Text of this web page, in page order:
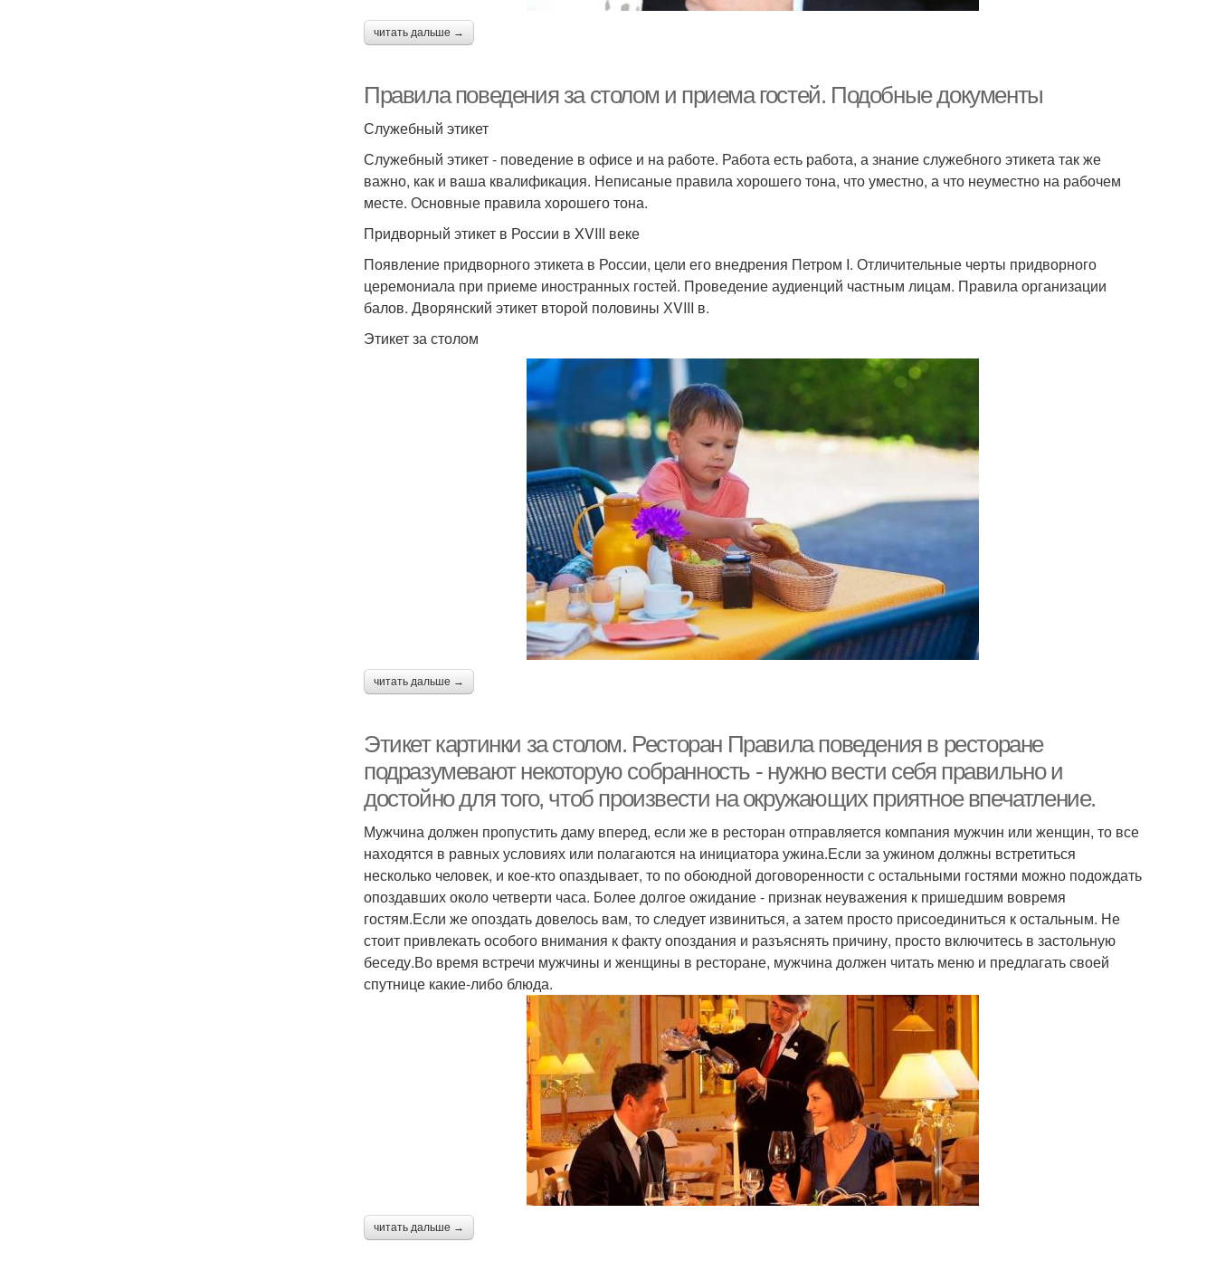
читать дальше →
Правила поведения за столом и приема гостей. Подобные документы
Служебный этикет
Служебный этикет - поведение в офисе и на работе. Работа есть работа, а знание служебного этикета так же
важно, как и ваша квалификация. Неписаные правила хорошего тона, что уместно, а что неуместно на рабочем
месте. Основные правила хорошего тона.
Придворный этикет в России в XVIII веке
Появление придворного этикета в России, цели его внедрения Петром I. Отличительные черты придворного
церемониала при приеме иностранных гостей. Проведение аудиенций частным лицам. Правила организации
балов. Дворянский этикет второй половины ХVIII в.
Этикет за столом
читать дальше →
Этикет картинки за столом. Ресторан Правила поведения в ресторане
подразумевают некоторую собранность - нужно вести себя правильно и
достойно для того, чтоб произвести на окружающих приятное впечатление.
Мужчина должен пропустить даму вперед, если же в ресторан отправляется компания мужчин или женщин, то все
находятся в равных условиях или полагаются на инициатора ужина.Если за ужином должны встретиться
несколько человек, и кое-кто опаздывает, то по обоюдной договоренности с остальными гостями можно подождать
опоздавших около четверти часа. Более долгое ожидание - признак неуважения к пришедшим вовремя
гостям.Если же опоздать довелось вам, то следует извиниться, а затем просто присоединиться к остальным. Не
стоит привлекать особого внимания к факту опоздания и разъяснять причину, просто включитесь в застольную
беседу.Во время встречи мужчины и женщины в ресторане, мужчина должен читать меню и предлагать своей
спутнице какие-либо блюда.
читать дальше →